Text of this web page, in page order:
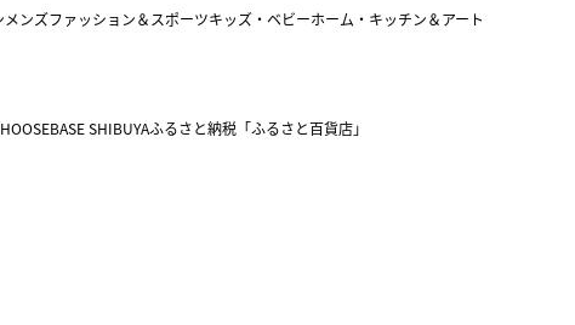
メンズファッション＆スポーツキッズ・ベビーホーム・キッチン＆アート
SHIBUYAふるさと納税「ふるさと百貨店」